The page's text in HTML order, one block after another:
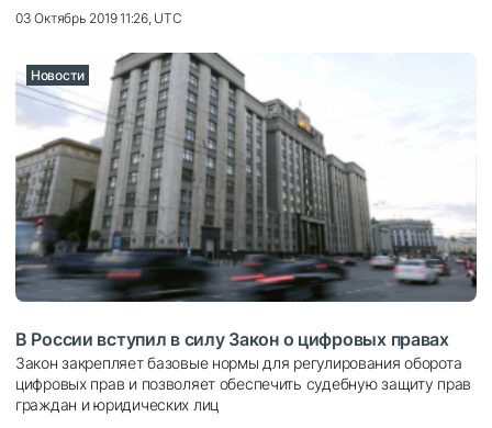
03 Октябрь 2019 11:26, UTC
Новости
В России вступил в силу Закон о цифровых правах
Закон закрепляет базовые нормы для регулирования оборота
цифровых прав и позволяет обеспечить судебную защиту прав
граждан и юридических лиц